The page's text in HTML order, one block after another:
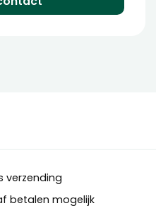
verzending
betalen mogelijk